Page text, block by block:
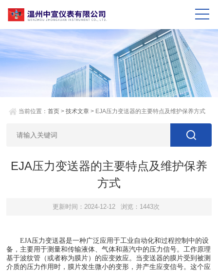
当前位置：首页 >技术文章 > EJA压力变送器的主要特点及维护保养方式
EJA压力变送器的主要特点及维护保养
方式
更新时间：2024-12-12 浏览：1443次
EJA压力变送器是一种广泛应用于工业自动化和过程控制中的设
备，主要用于测量和传输液体、气体和蒸汽中的压力信号。工作原理
基于波纹管（或者称为膜片）的应变效应。当变送器的膜片受到被测
介质的压力作用时，膜片发生微小的变形，并产生应变信号。这个应